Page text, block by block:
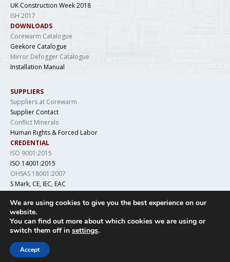
UK Construction Week 2018
ISH 2017
DOWNLOADS
Corewarm Catalogue
Geekore Catalogue
Mirror Defogger Catalogue
Installation Manual
SUPPLIERS
Suppliers at Corewarm
Supplier Contact
Conflict Minerals
Human Rights & Forced Labor
CREDENTIAL
ISO 9001:2015
ISO 14001:2015
OHSAS 18001:2007
S Mark, CE, IEC, EAC
Copyright © 2019 Geekore. All Rights Reserved
We are using cookies to give you the best experience on our
website.
You can find out more about which cookies we are using or
switch them off in settings.
Accept